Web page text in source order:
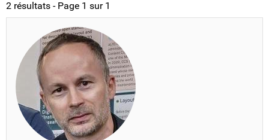
2 résultats - Page 1 sur 1